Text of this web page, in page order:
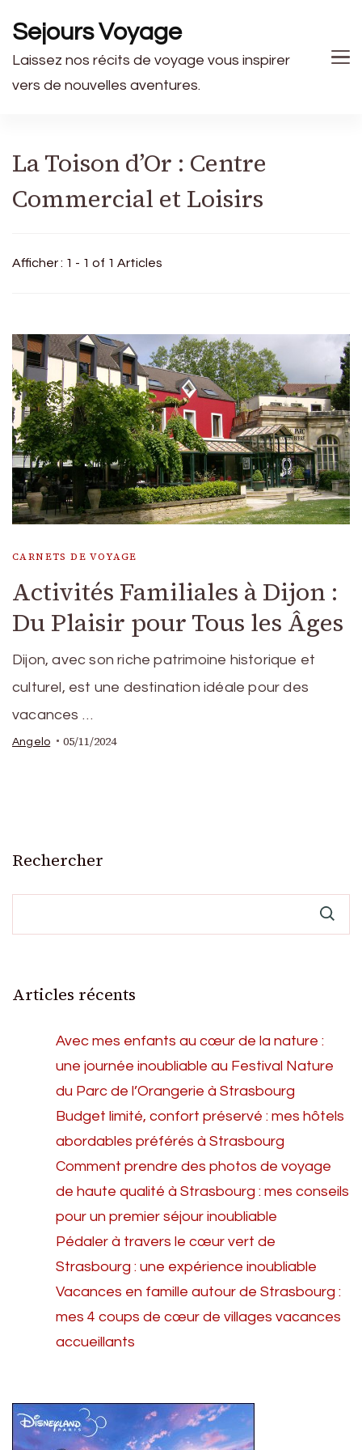
Sejours Voyage
Laissez nos récits de voyage vous inspirer
vers de nouvelles aventures.
La Toison d’Or : Centre
Commercial et Loisirs
Afficher : 1 - 1 of 1 Articles
CARNETS DE VOYAGE
Activités Familiales à Dijon :
Du Plaisir pour Tous les Âges
Dijon, avec son riche patrimoine historique et
culturel, est une destination idéale pour des
vacances …
Angelo 05/11/2024
Rechercher
Articles récents
Avec mes enfants au cœur de la nature :
une journée inoubliable au Festival Nature
du Parc de l’Orangerie à Strasbourg
Budget limité, confort préservé : mes hôtels
abordables préférés à Strasbourg
Comment prendre des photos de voyage
de haute qualité à Strasbourg : mes conseils
pour un premier séjour inoubliable
Pédaler à travers le cœur vert de
Strasbourg : une expérience inoubliable
Vacances en famille autour de Strasbourg :
mes 4 coups de cœur de villages vacances
accueillants